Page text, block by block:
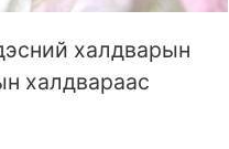
халдварын
халдвараас